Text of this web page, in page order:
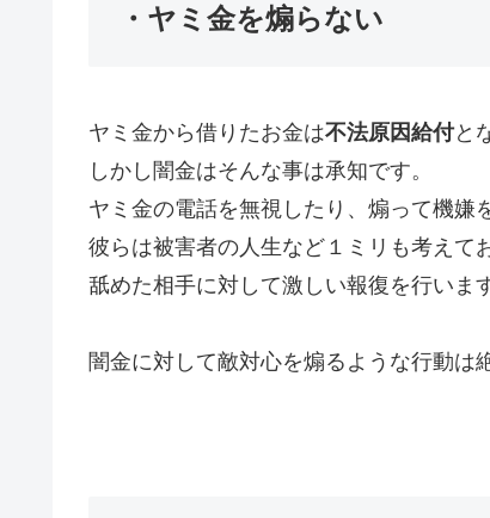
・ヤミ金を煽らない
ヤミ金から借りたお金は不法原因給付と
しかし闇金はそんな事は承知です。
ヤミ金の電話を無視したり、煽って機嫌
彼らは被害者の人生など１ミリも考えて
舐めた相手に対して激しい報復を行います
闇金に対して敵対心を煽るような行動は